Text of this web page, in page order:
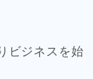
ビジネスを始